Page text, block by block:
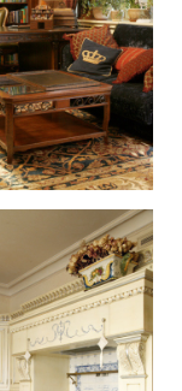
in Moscow